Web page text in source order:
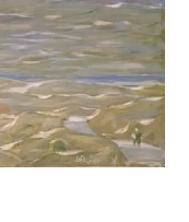
ET FUSAINS